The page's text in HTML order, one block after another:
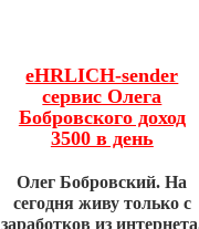
eHRLICH-sender
сервис Олега
Бобровского доход
3500 в день
Олег Бобровский. На
сегодня живу только с
заработков из